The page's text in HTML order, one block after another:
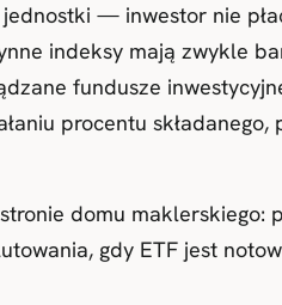
— inwestor nie
indeksy mają zwykle
fundusze
procentu
domu maklerskiego:
gdy ETF jest